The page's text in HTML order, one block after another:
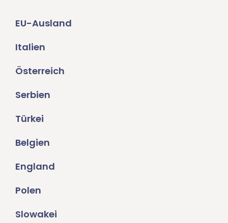
EU-Ausland
Italien
Österreich
Serbien
Türkei
Belgien
England
Polen
Slowakei